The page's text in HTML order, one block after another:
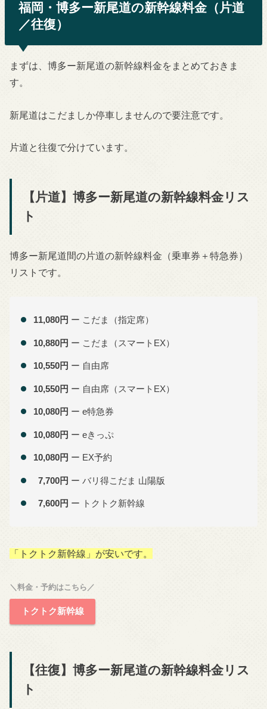
福岡・博多ー新尾道の新幹線料金（片道
／往復）
まずは、博多ー新尾道の新幹線料金をまとめておきま
す。
新尾道はこだましか停車しませんので要注意です。
片道と往復で分けています。
【片道】博多ー新尾道の新幹線料金リス
ト
博多ー新尾道間の片道の新幹線料金（乗車券＋特急券）
リストです。
11,080円 ー こだま（指定席）
10,880円 ー こだま（スマートEX）
10,550円 ー 自由席
10,550円 ー 自由席（スマートEX）
10,080円 ー e特急券
10,080円 ー eきっぷ
10,080円 ー EX予約
7,700円 ー バリ得こだま 山陽版
7,600円 ー トクトク新幹線
「トクトク新幹線」が安いです。
＼料金・予約はこちら／
トクトク新幹線
【往復】博多ー新尾道の新幹線料金リス
ト